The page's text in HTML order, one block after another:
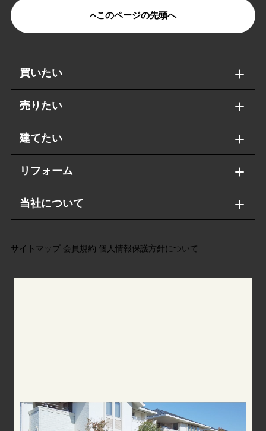
このページの先頭へ
買いたい
売りたい
建てたい
リフォーム
当社について
サイトマップ 会員規約 個人情報保護方針について